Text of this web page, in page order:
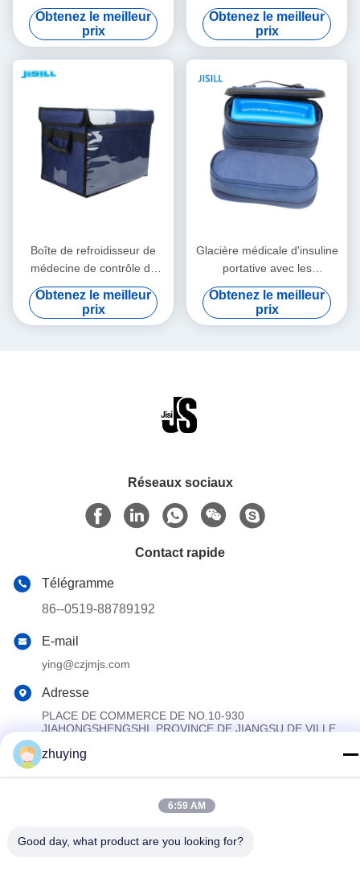
médical de la boîte 23.5L
pour la glacière de
Rotomolded
Obtenez le meilleur
prix
d'isolation de vide pour le
transport vaccinique médical
Obtenez le meilleur
prix
Boîte de refroidisseur de
médecine de contrôle de
température pour le
transport médical de sang
de vaccins
Obtenez le meilleur
prix
Glacière médicale d'insuline
portative avec les
températures
personnalisables faciles à
nettoyer
Obtenez le meilleur
prix
Réseaux sociaux
Contact rapide
Télégramme
86--0519-88789192
E-mail
ying@czjmjs.com
Adresse
PLACE DE COMMERCE DE NO.10-930
JIAHONGSHENGSHI, PROVINCE DE JIANGSU DE VILLE
refroidisseur Fournisseur. Copyright © 2017-2026 Changzhou jisi
zhuying
6:59 AM
Good day, what product are you looking for?